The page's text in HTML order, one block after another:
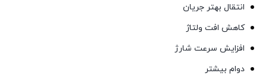
انتقال بهتر جریان
کاهش افت ولتاژ
افزایش سرعت شارژ
دوام بیشتر